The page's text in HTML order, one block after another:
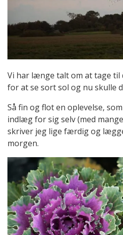
Vi har længe talt om at tage til
for at se sort sol og nu skulle
Så fin og flot en oplevelse,
indlæg for sig selv (med
skriver jeg lige færdig og
morgen.